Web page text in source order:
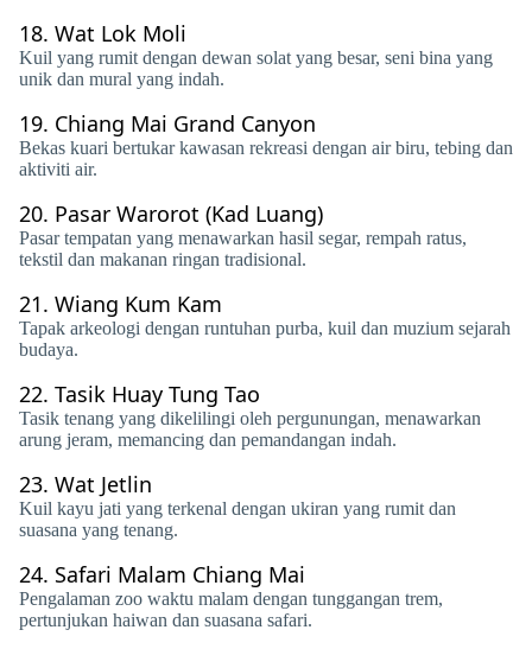
18. Wat Lok Moli
Kuil yang rumit dengan dewan solat yang besar, seni bina yang
unik dan mural yang indah.
19. Chiang Mai Grand Canyon
Bekas kuari bertukar kawasan rekreasi dengan air biru, tebing dan
aktiviti air.
20. Pasar Warorot (Kad Luang)
Pasar tempatan yang menawarkan hasil segar, rempah ratus,
tekstil dan makanan ringan tradisional.
21. Wiang Kum Kam
Tapak arkeologi dengan runtuhan purba, kuil dan muzium sejarah
budaya.
22. Tasik Huay Tung Tao
Tasik tenang yang dikelilingi oleh pergunungan, menawarkan
arung jeram, memancing dan pemandangan indah.
23. Wat Jetlin
Kuil kayu jati yang terkenal dengan ukiran yang rumit dan
suasana yang tenang.
24. Safari Malam Chiang Mai
Pengalaman zoo waktu malam dengan tunggangan trem,
pertunjukan haiwan dan suasana safari.